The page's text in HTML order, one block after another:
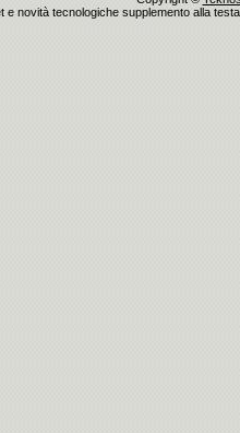
e novità tecnologiche supplemento alla